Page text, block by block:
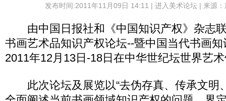
发布时间:2011年11月09日 14:11 | 进入美术论坛| 来源
由中国日报社和《中国知识产权》杂志联
书画艺术品知识产权论坛--暨中国当代书画知
2011年12月13日-18日在中华世纪坛世界艺
此次论坛及展览以“去伪存真、传承文明